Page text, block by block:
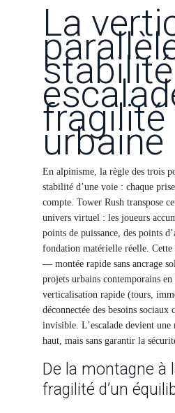
La
fragilité
urbaine
En alpinisme, la règle des trois
stabilité d’une voie : chaque
compte. Tower Rush transpose
univers virtuel : les joueurs
points de puissance, des points
fondation matérielle réelle.
— montée rapide sans ancrage
projets urbains contemporains
verticalisation rapide (tours,
déconnectée des besoins sociaux
invisible. L’escalade devient
haut, mais sans garantir la
De la montagne à
fragilité d’un